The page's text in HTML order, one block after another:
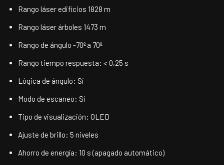
Rango láser edificios 1828 m
Rango láser árboles 1473 m
Rango de ángulo -70º a 70º
Rango tiempo respuesta: < 0,25 s
Lógica de ángulo: Sí
Modo de escaneo: Sí
Tipo de visualización: OLED
Ajuste de brillo: 5 niveles
Ahorro de energía: 10 s (apagado automático)